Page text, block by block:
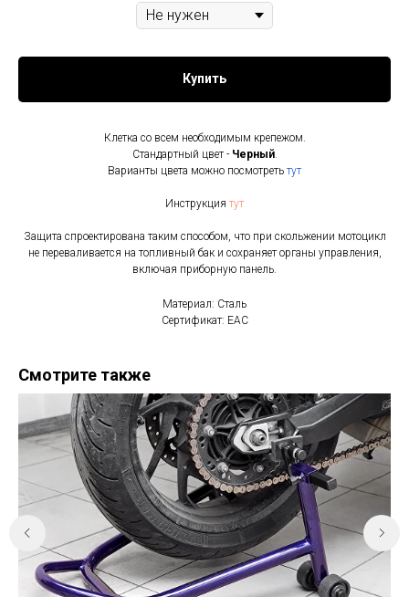
Купить
Клетка со всем необходимым крепежом.
Стандартный цвет - Черный.
Варианты цвета можно посмотреть тут
Инструкция тут
Защита спроектирована таким способом, что при скольжении мотоцикл
не переваливается на топливный бак и сохраняет органы управления,
включая приборную панель.
Материал: Сталь
Сертификат: EAC
Смотрите также